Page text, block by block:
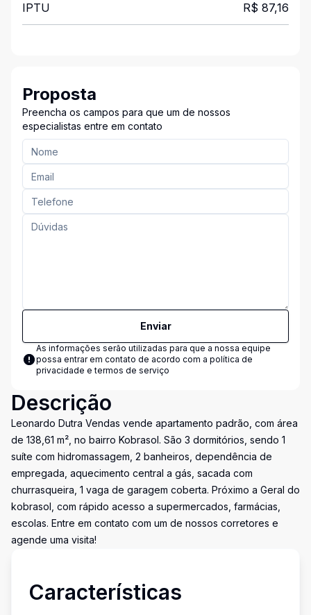
IPTU R$ 87,16
Proposta
Preencha os campos para que um de nossos
especialistas entre em contato
Enviar
As informações serão utilizadas para que a nossa equipe
possa entrar em contato de acordo com a política de
privacidade e termos de serviço
Descrição
Leonardo Dutra Vendas vende apartamento padrão, com área
de 138,61 m², no bairro Kobrasol. São 3 dormitórios, sendo 1
suíte com hidromassagem, 2 banheiros, dependência de
empregada, aquecimento central a gás, sacada com
churrasqueira, 1 vaga de garagem coberta. Próximo a Geral do
kobrasol, com rápido acesso a supermercados, farmácias,
escolas. Entre em contato com um de nossos corretores e
agende uma visita!
Características